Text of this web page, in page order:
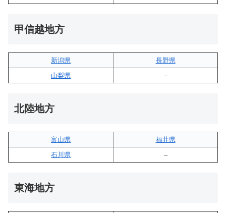
甲信越地方
新潟県
長野県
山梨県
–
北陸地方
富山県
福井県
石川県
–
東海地方